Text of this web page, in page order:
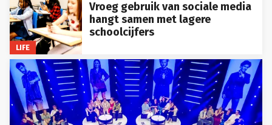
LIFE
Vroeg gebruik van sociale media
hangt samen met lagere
schoolcijfers